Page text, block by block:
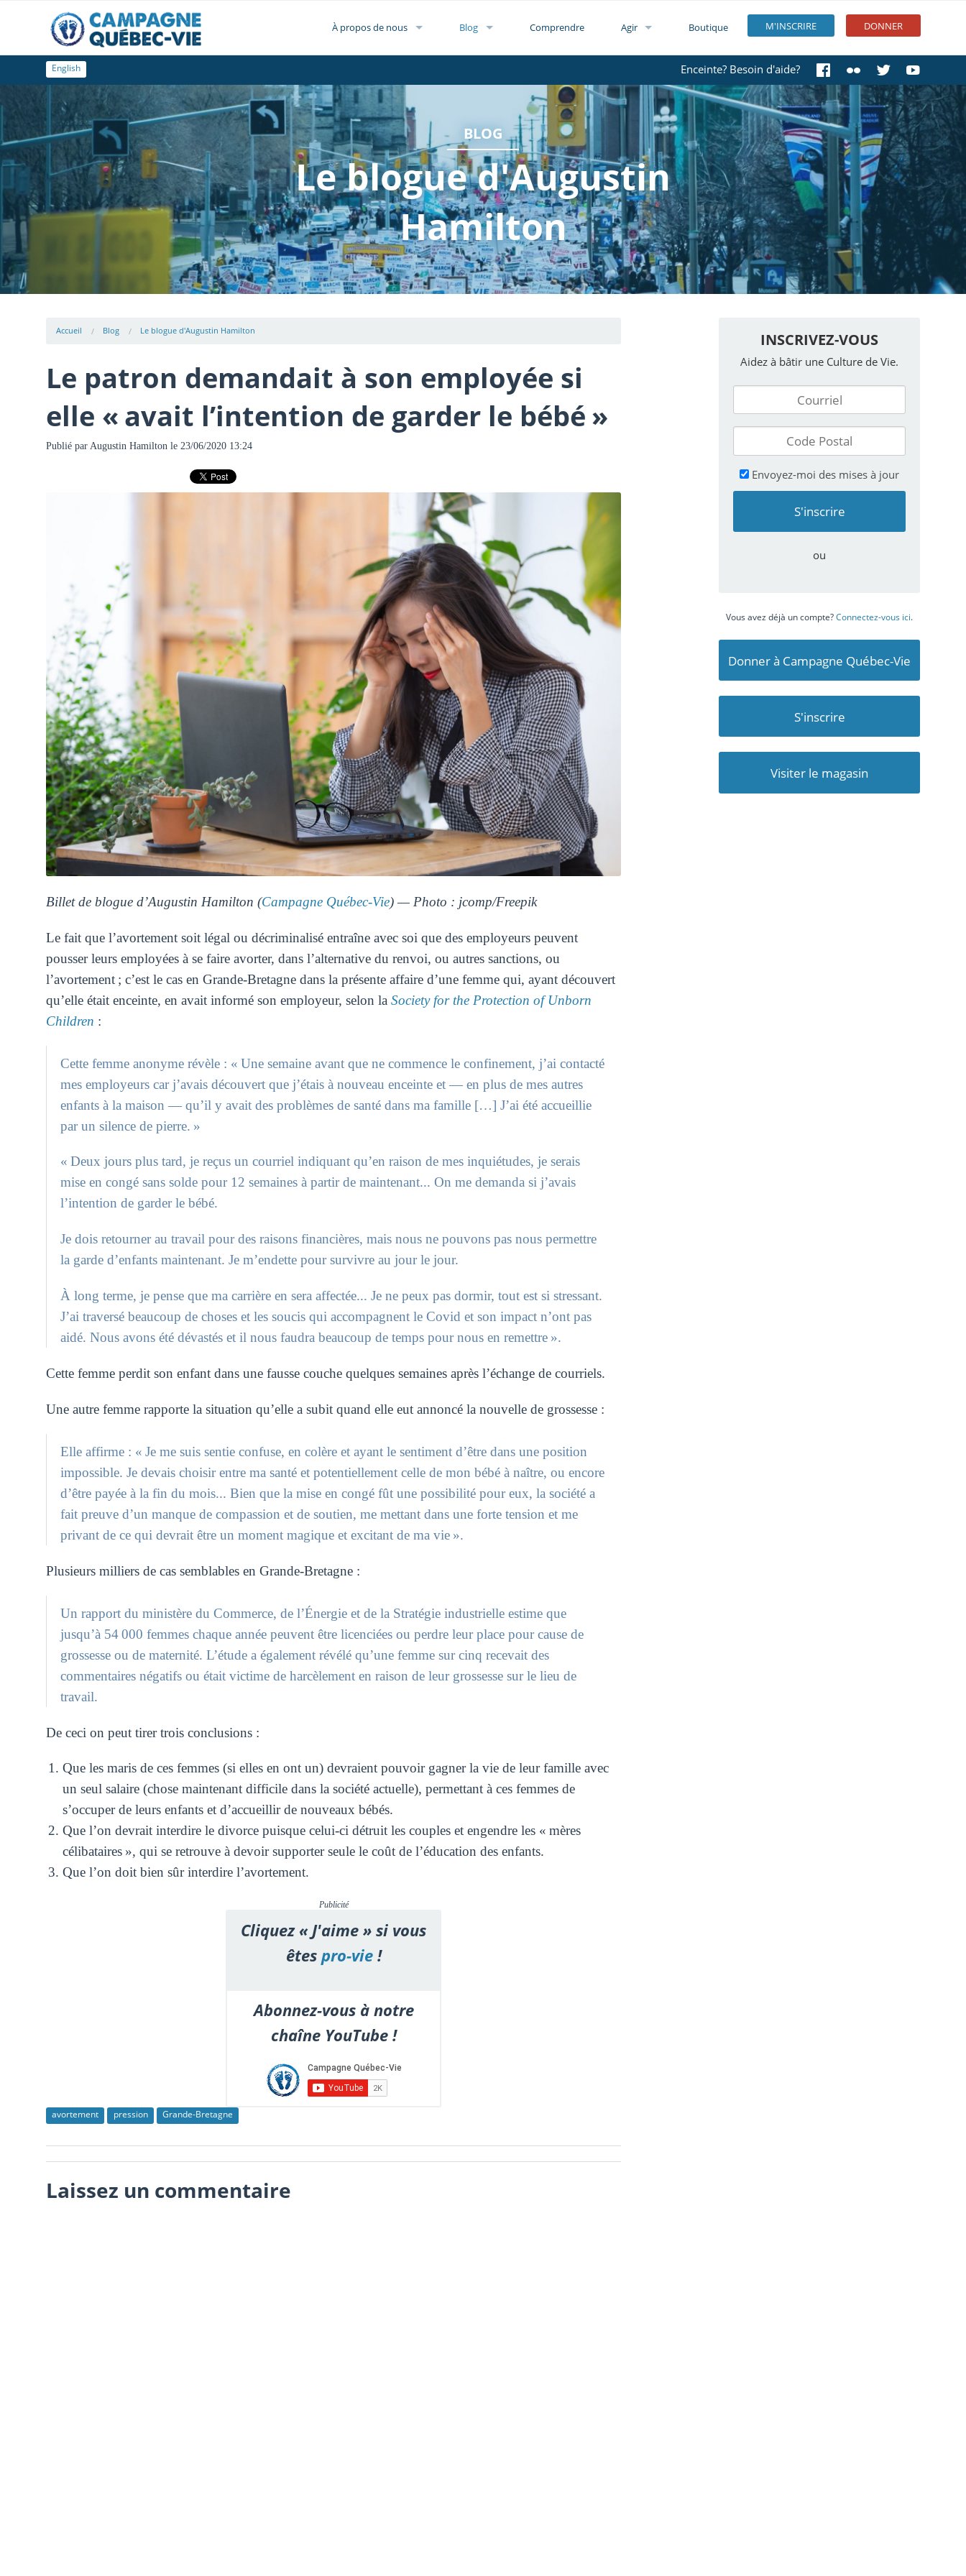
M'INSCRIRE DONNER
À propos de nous Blog Comprendre Agir Boutique
Enceinte? Besoin d'aide?
English
BLOG
Le blogue d'Augustin
Hamilton
Accueil Blog Le blogue d'Augustin Hamilton
Le patron demandait à son employée si
elle « avait l’intention de garder le bébé »
Publié par Augustin Hamilton le 23/06/2020 13:24
Billet de blogue d’Augustin Hamilton (Campagne Québec-Vie) — Photo : jcomp/Freepik
Le fait que l’avortement soit légal ou décriminalisé entraîne avec soi que des employeurs peuvent
pousser leurs employées à se faire avorter, dans l’alternative du renvoi, ou autres sanctions, ou
l’avortement ; c’est le cas en Grande-Bretagne dans la présente affaire d’une femme qui, ayant découvert
qu’elle était enceinte, en avait informé son employeur, selon la Society for the Protection of Unborn
Children :
Cette femme anonyme révèle : « Une semaine avant que ne commence le confinement, j’ai contacté
mes employeurs car j’avais découvert que j’étais à nouveau enceinte et — en plus de mes autres
enfants à la maison — qu’il y avait des problèmes de santé dans ma famille […] J’ai été accueillie
par un silence de pierre. »
« Deux jours plus tard, je reçus un courriel indiquant qu’en raison de mes inquiétudes, je serais
mise en congé sans solde pour 12 semaines à partir de maintenant... On me demanda si j’avais
l’intention de garder le bébé.
Je dois retourner au travail pour des raisons financières, mais nous ne pouvons pas nous permettre
la garde d’enfants maintenant. Je m’endette pour survivre au jour le jour.
À long terme, je pense que ma carrière en sera affectée... Je ne peux pas dormir, tout est si stressant.
J’ai traversé beaucoup de choses et les soucis qui accompagnent le Covid et son impact n’ont pas
aidé. Nous avons été dévastés et il nous faudra beaucoup de temps pour nous en remettre ».
Cette femme perdit son enfant dans une fausse couche quelques semaines après l’échange de courriels.
Une autre femme rapporte la situation qu’elle a subit quand elle eut annoncé la nouvelle de grossesse :
Elle affirme : « Je me suis sentie confuse, en colère et ayant le sentiment d’être dans une position
impossible. Je devais choisir entre ma santé et potentiellement celle de mon bébé à naître, ou encore
d’être payée à la fin du mois... Bien que la mise en congé fût une possibilité pour eux, la société a
fait preuve d’un manque de compassion et de soutien, me mettant dans une forte tension et me
privant de ce qui devrait être un moment magique et excitant de ma vie ».
Plusieurs milliers de cas semblables en Grande-Bretagne :
Un rapport du ministère du Commerce, de l’Énergie et de la Stratégie industrielle estime que
jusqu’à 54 000 femmes chaque année peuvent être licenciées ou perdre leur place pour cause de
grossesse ou de maternité. L’étude a également révélé qu’une femme sur cinq recevait des
commentaires négatifs ou était victime de harcèlement en raison de leur grossesse sur le lieu de
travail.
De ceci on peut tirer trois conclusions :
Que les maris de ces femmes (si elles en ont un) devraient pouvoir gagner la vie de leur famille avec
un seul salaire (chose maintenant difficile dans la société actuelle), permettant à ces femmes de
s’occuper de leurs enfants et d’accueillir de nouveaux bébés.
Que l’on devrait interdire le divorce puisque celui-ci détruit les couples et engendre les « mères
célibataires », qui se retrouve à devoir supporter seule le coût de l’éducation des enfants.
Que l’on doit bien sûr interdire l’avortement.
Publicité
Cliquez « J'aime » si vous
êtespro-vie!
Abonnez-vous à notre
chaîne YouTube !
avortement pression Grande-Bretagne
Laissez un commentaire
INSCRIVEZ-VOUS
Aidez à bâtir une Culture de Vie.
Envoyez-moi des mises à jour
ou
Vous avez déjà un compte?Connectez-vous ici.
Donner à Campagne Québec-Vie
S'inscrire
Visiter le magasin